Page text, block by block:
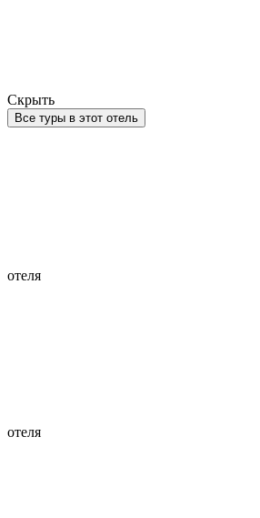
Скрыть
Все туры в этот отель
отеля
отеля